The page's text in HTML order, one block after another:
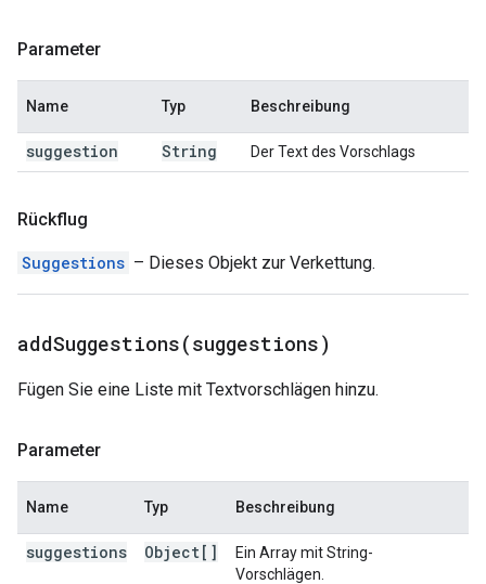
Parameter
Name Typ Beschreibung
suggestion String Der Text des Vorschlags
Rückflug
Suggestions – Dieses Objekt zur Verkettung.
addSuggestions(suggestions)
Fügen Sie eine Liste mit Textvorschlägen hinzu.
Parameter
Name Typ Beschreibung
suggestions Object[]
Ein Array mit String-
Vorschlägen.